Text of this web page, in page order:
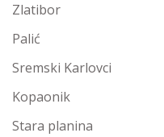
Zlatibor
Palić
Sremski Karlovci
Kopaonik
Stara planina